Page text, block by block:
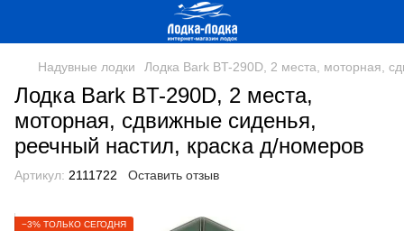
Надувные лодки Лодка Bark BT-290D, 2 места, моторная,
Лодка Bark BT-290D, 2 места,
моторная, сдвижные сиденья,
реечный настил, краска д/номеров
Артикул: 2111722 Оставить отзыв
−3% ТОЛЬКО СЕГОДНЯ